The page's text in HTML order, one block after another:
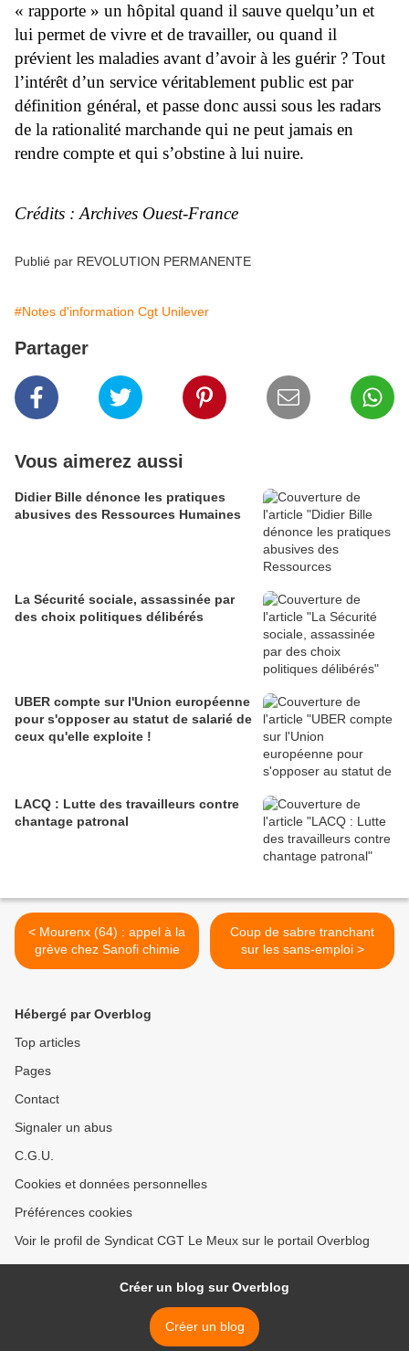
« rapporte » un hôpital quand il sauve quelqu’un et
lui permet de vivre et de travailler, ou quand il
prévient les maladies avant d’avoir à les guérir ? Tout
l’intérêt d’un service véritablement public est par
définition général, et passe donc aussi sous les radars
de la rationalité marchande qui ne peut jamais en
rendre compte et qui s’obstine à lui nuire.
Crédits : Archives Ouest-France
Publié par REVOLUTION PERMANENTE
#Notes d'information Cgt Unilever
Partager
Vous aimerez aussi
Didier Bille dénonce les pratiques
abusives des Ressources Humaines
La Sécurité sociale, assassinée par
des choix politiques délibérés
UBER compte sur l'Union européenne
pour s'opposer au statut de salarié de
ceux qu'elle exploite !
LACQ : Lutte des travailleurs contre
chantage patronal
< Mourenx (64) : appel à la
grève chez Sanofi chimie
Coup de sabre tranchant
sur les sans-emploi >
Hébergé par Overblog
Top articles
Pages
Contact
Signaler un abus
C.G.U.
Cookies et données personnelles
Préférences cookies
Voir le profil de Syndicat CGT Le Meux sur le portail Overblog
Créer un blog sur Overblog
Créer un blog